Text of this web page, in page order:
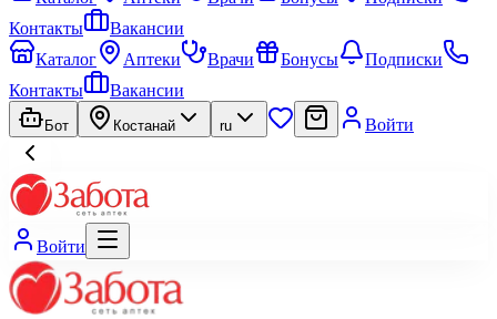
Контакты
Вакансии
Каталог
Аптеки Врачи Бонусы
Подписки
Контакты
Вакансии
Бот Костанай ru Войти
Войти